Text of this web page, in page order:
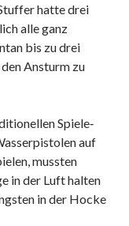
hatte drei
alle ganz
bis zu drei
Ansturm zu
Spiele‐
auf
mussten
in der Luft halten
in der Hocke